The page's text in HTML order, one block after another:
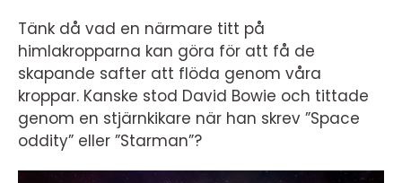
Tänk då vad en närmare titt på
himlakropparna kan göra för att få de
skapande safter att flöda genom våra
kroppar. Kanske stod David Bowie och tittade
genom en stjärnkikare när han skrev ”Space
oddity” eller ”Starman”?